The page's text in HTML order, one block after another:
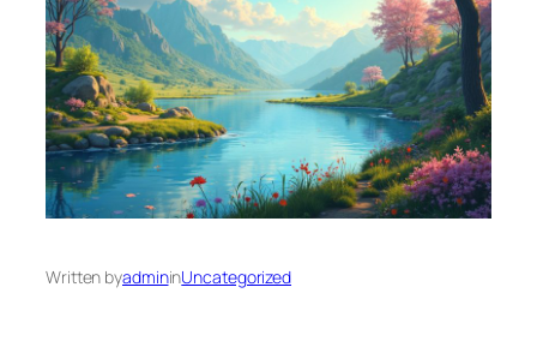
Written byadmininUncategorized